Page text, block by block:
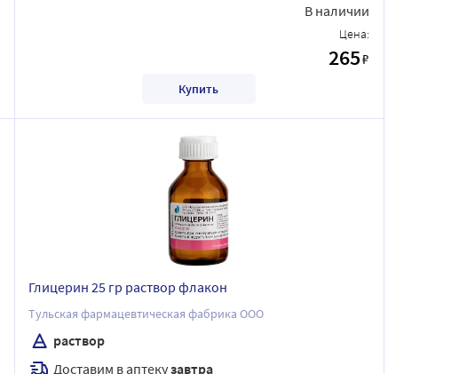
В наличии
Цена:
265₽
Купить
Глицерин 25 гр раствор флакон
Тульская фармацевтическая фабрика ООО
раствор
Доставим в аптекузавтра